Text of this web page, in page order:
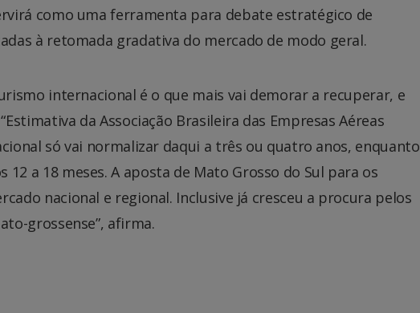
como uma ferramenta para debate estratégico de
à retomada gradativa do mercado de modo geral.
internacional é o que mais vai demorar a recuperar, e
da Associação Brasileira das Empresas Aéreas
só vai normalizar daqui a três ou quatro anos, enquanto
a 18 meses. A aposta de Mato Grosso do Sul para os
nacional e regional. Inclusive já cresceu a procura pelos
grossense”, afirma.